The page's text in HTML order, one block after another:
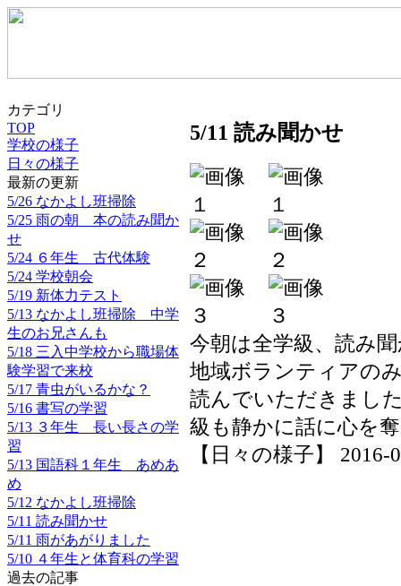
カテゴリ
TOP
学校の様子
日々の様子
最新の更新
5/26 なかよし班掃除
5/25 雨の朝 本の読み聞か
せ
5/24 ６年生 古代体験
5/24 学校朝会
5/19 新体力テスト
5/13 なかよし班掃除 中学
生のお兄さんも
5/18 三入中学校から職場体
験学習で来校
5/17 青虫がいるかな？
5/16 書写の学習
5/13 ３年生 長い長さの学
習
5/13 国語科１年生 あめあ
め
5/12 なかよし班掃除
5/11 読み聞かせ
5/11 雨があがりました
5/10 ４年生と体育科の学習
過去の記事
5/11 読み聞かせ
今朝は全学級、読み
地域ボランティアの
読んでいただきまし
級も静かに話に心を
【日々の様子】 2016-